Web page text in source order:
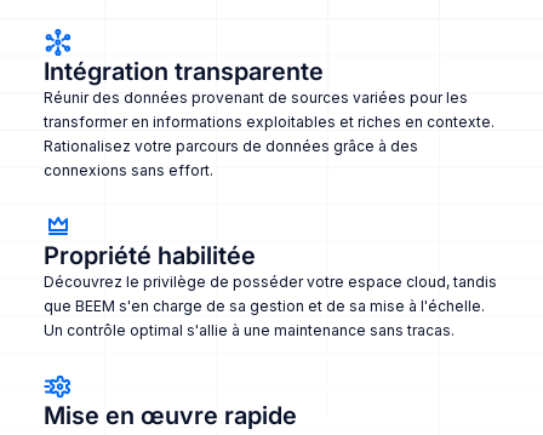
Intégration transparente
Réunir des données provenant de sources variées pour les
transformer en informations exploitables et riches en contexte.
Rationalisez votre parcours de données grâce à des
connexions sans effort.
Propriété habilitée
Découvrez le privilège de posséder votre espace cloud, tandis
que BEEM s'en charge de sa gestion et de sa mise à l'échelle.
Un contrôle optimal s'allie à une maintenance sans tracas.
Mise en œuvre rapide